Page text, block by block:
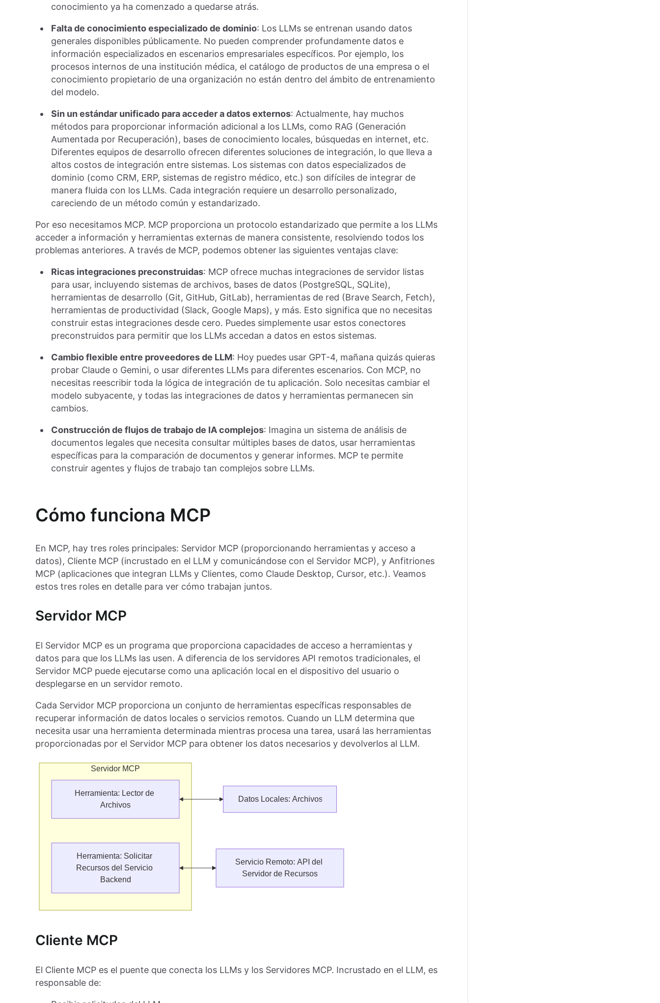
conocimiento ya ha comenzado a quedarse atrás.
Falta de conocimiento especializado de dominio: Los LLMs se entrenan usando datos
generales disponibles públicamente. No pueden comprender profundamente datos e
información especializados en escenarios empresariales específicos. Por ejemplo, los
procesos internos de una institución médica, el catálogo de productos de una empresa o el
conocimiento propietario de una organización no están dentro del ámbito de entrenamiento
del modelo.
Sin un estándar unificado para acceder a datos externos: Actualmente, hay muchos
métodos para proporcionar información adicional a los LLMs, como RAG (Generación
Aumentada por Recuperación), bases de conocimiento locales, búsquedas en internet, etc.
Diferentes equipos de desarrollo ofrecen diferentes soluciones de integración, lo que lleva a
altos costos de integración entre sistemas. Los sistemas con datos especializados de
dominio (como CRM, ERP, sistemas de registro médico, etc.) son difíciles de integrar de
manera fluida con los LLMs. Cada integración requiere un desarrollo personalizado,
careciendo de un método común y estandarizado.
Por eso necesitamos MCP. MCP proporciona un protocolo estandarizado que permite a los LLMs
acceder a información y herramientas externas de manera consistente, resolviendo todos los
problemas anteriores. A través de MCP, podemos obtener las siguientes ventajas clave:
Ricas integraciones preconstruidas: MCP ofrece muchas integraciones de servidor listas
para usar, incluyendo sistemas de archivos, bases de datos (PostgreSQL, SQLite),
herramientas de desarrollo (Git, GitHub, GitLab), herramientas de red (Brave Search, Fetch),
herramientas de productividad (Slack, Google Maps), y más. Esto significa que no necesitas
construir estas integraciones desde cero. Puedes simplemente usar estos conectores
preconstruidos para permitir que los LLMs accedan a datos en estos sistemas.
Cambio flexible entre proveedores de LLM: Hoy puedes usar GPT-4, mañana quizás quieras
probar Claude o Gemini, o usar diferentes LLMs para diferentes escenarios. Con MCP, no
necesitas reescribir toda la lógica de integración de tu aplicación. Solo necesitas cambiar el
modelo subyacente, y todas las integraciones de datos y herramientas permanecen sin
cambios.
Construcción de flujos de trabajo de IA complejos: Imagina un sistema de análisis de
documentos legales que necesita consultar múltiples bases de datos, usar herramientas
específicas para la comparación de documentos y generar informes. MCP te permite
construir agentes y flujos de trabajo tan complejos sobre LLMs.
Cómo funciona MCP
En MCP, hay tres roles principales: Servidor MCP (proporcionando herramientas y acceso a
datos), Cliente MCP (incrustado en el LLM y comunicándose con el Servidor MCP), y Anfitriones
MCP (aplicaciones que integran LLMs y Clientes, como Claude Desktop, Cursor, etc.). Veamos
estos tres roles en detalle para ver cómo trabajan juntos.
Servidor MCP
El Servidor MCP es un programa que proporciona capacidades de acceso a herramientas y
datos para que los LLMs las usen. A diferencia de los servidores API remotos tradicionales, el
Servidor MCP puede ejecutarse como una aplicación local en el dispositivo del usuario o
desplegarse en un servidor remoto.
Cada Servidor MCP proporciona un conjunto de herramientas específicas responsables de
recuperar información de datos locales o servicios remotos. Cuando un LLM determina que
necesita usar una herramienta determinada mientras procesa una tarea, usará las herramientas
proporcionadas por el Servidor MCP para obtener los datos necesarios y devolverlos al LLM.
Cliente MCP
El Cliente MCP es el puente que conecta los LLMs y los Servidores MCP. Incrustado en el LLM, es
responsable de: